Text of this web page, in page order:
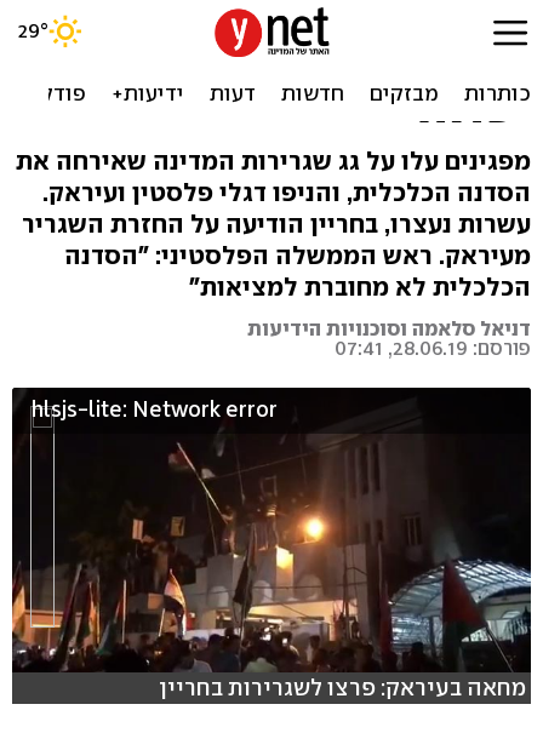
מחאה בעיראק: פרצו
לשגרירות בחריין, שרפו דגלי
ישראל
מפגינים עלו על גג שגרירות המדינה שאירחה את
הסדנה הכלכלית, והניפו דגלי פלסטין ועיראק.
עשרות נעצרו, בחריין הודיעה על החזרת השגריר
מעיראק. ראש הממשלה הפלסטיני: "הסדנה
הכלכלית לא מחוברת למציאות"
דניאל סלאמה וסוכנויות הידיעות
פורסם: 28.06.19, 07:41
hlsjs-lite: Network error
מחאה בעיראק: פרצו לשגרירות בחריין